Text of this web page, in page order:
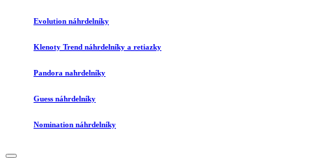
Evolution náhrdelníky
Klenoty Trend náhrdelníky a retiazky
Pandora nahrdelníky
Guess náhrdelníky
Nomination náhrdelníky